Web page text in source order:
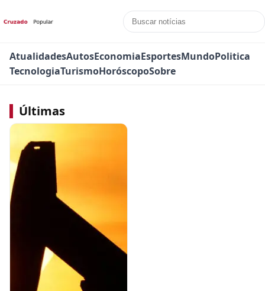
AtualidadesAutosEconomiaEsportesMundoPolitica
TecnologiaTurismoHoróscopoSobre
Últimas